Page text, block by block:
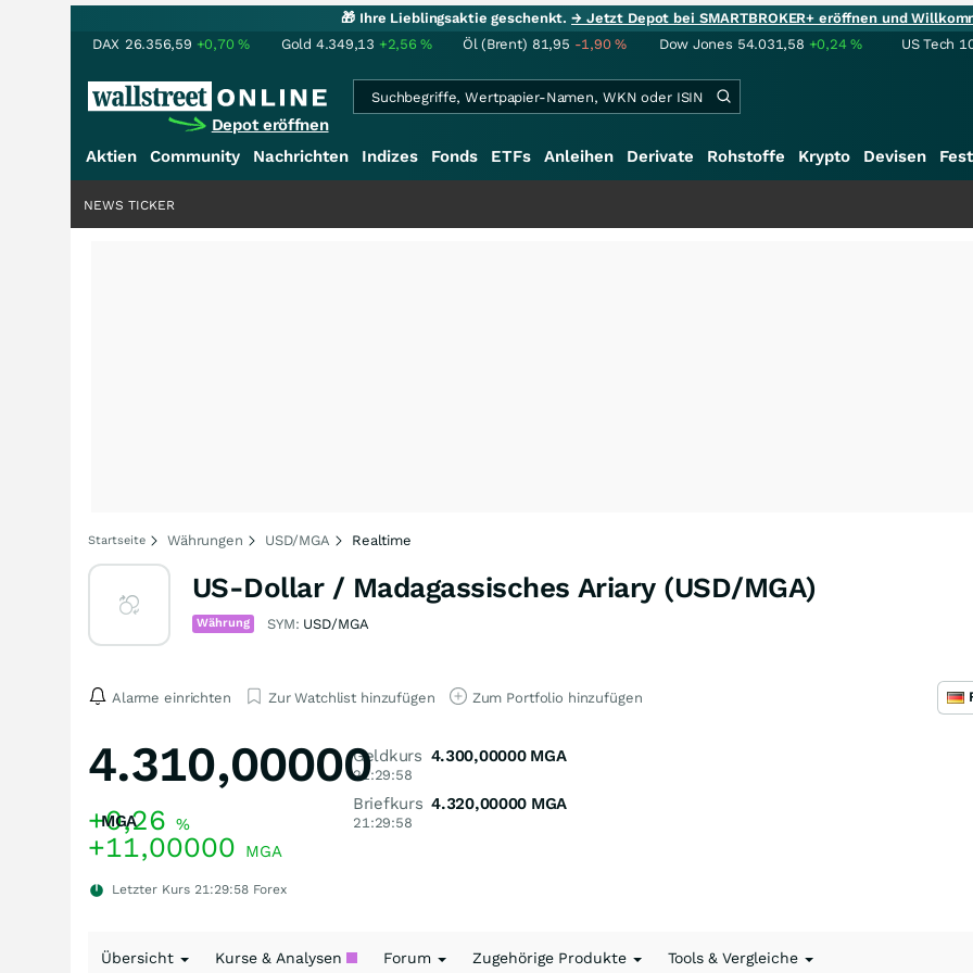
🎁 Ihre Lieblingsaktie geschenkt.→ Jetzt Depot bei SMARTBROKER+ eröffnen und
DAX 26.356,59 +0,70% Gold 4.349,13 +2,56% Öl (Brent) 81,95 -1,90% Dow Jones 54.031,58 +0,24% US Tech
Depot eröffnen
Aktien Community Nachrichten Indizes Fonds ETFs Anleihen Derivate Rohstoffe Krypto Devisen
NEWS TICKER
Startseite Währungen USD/MGA Realtime
US-Dollar / Madagassisches Ariary (USD/MGA)
Währung SYM: USD/MGA
Alarme einrichten Zur Watchlist hinzufügen Zum Portfolio hinzufügen
4.310,00000
MGA
+0,26 %
+11,00000 MGA
Letzter Kurs 21:29:58 Forex
Geldkurs
21:29:58
4.300,00000 MGA
Briefkurs
21:29:58
4.320,00000 MGA
Übersicht Kurse & Analysen Forum Zugehörige Produkte Tools & Vergleiche